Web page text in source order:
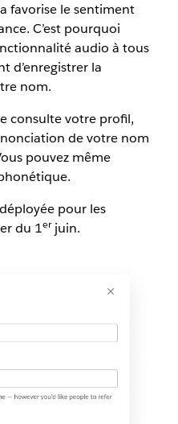
favorise le sentiment
C’est pourquoi
audio à tous
d’enregistrer la
nom.
consulte votre profil,
de votre nom
pouvez même
pour les
du 1erjuin.